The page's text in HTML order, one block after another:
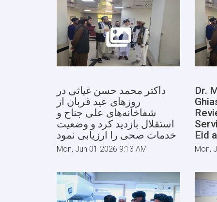
داکتر محمد حسن غیاثی در
روزهای عید قربان از
شفاخانه‌های علی جناح و
استقلال بازدید کرد و وضعیت
خدمات صحی را ارزیابی نمود
Mon, Jun 01 2026 9:13 AM
Dr.
Eid
Mon,